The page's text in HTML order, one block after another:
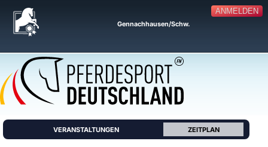
ANMELDEN
Gennachhausen/Schw.
VERANSTALTUNGEN ZEITPLAN